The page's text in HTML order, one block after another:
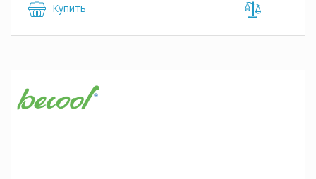
Купить